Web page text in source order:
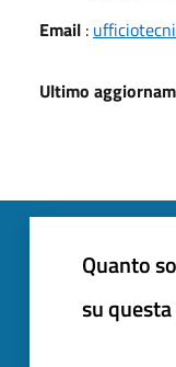
Email :
Ultimo
Quanto
su